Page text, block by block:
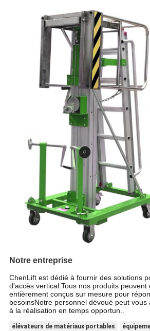
Notre entreprise
ChenLift est dédié à fournir des solutions
d'accès vertical.Tous nos produits peuvent
entièrement conçus sur mesure pour
besoinsNotre personnel dévoué peut vous
à la réalisation en temps opportun.
élévateurs de matériaux portables